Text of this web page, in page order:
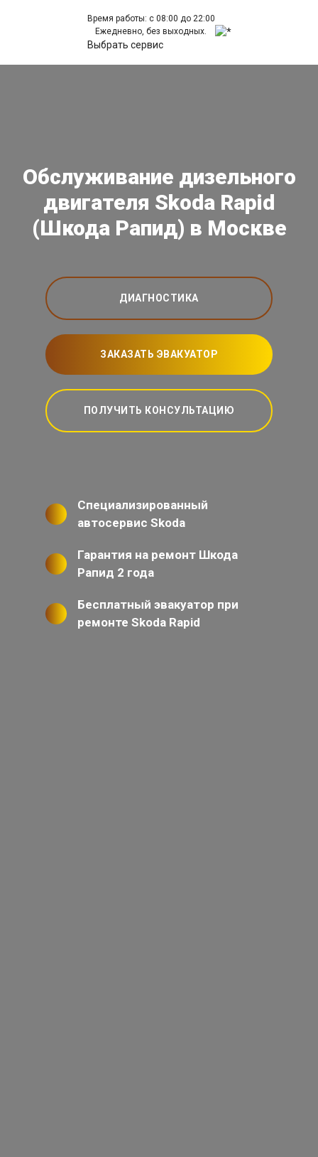
Время работы: с 08:00 до 22:00
Ежедневно, без выходных.
Выбрать сервис
Обслуживание дизельного
двигателя Skoda Rapid
(Шкода Рапид) в Москве
ДИАГНОСТИКА
ЗАКАЗАТЬ ЭВАКУАТОР
ПОЛУЧИТЬ КОНСУЛЬТАЦИЮ
Специализированный
автосервис Skoda
Гарантия на ремонт Шкода
Рапид 2 года
Бесплатный эвакуатор при
ремонте Skoda Rapid